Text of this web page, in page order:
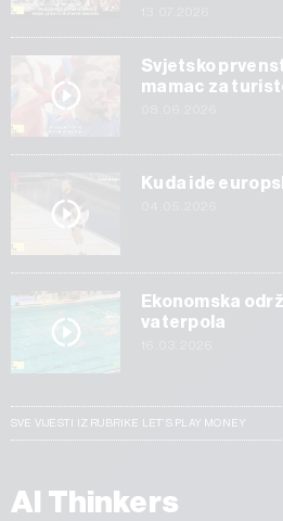
Svjetsko
mamac za
Kuda ide
Ekonomska
vaterpola
SVE VIJESTI IZ RUBRIKE LET’S PLAY MONEY
AI Thinkers